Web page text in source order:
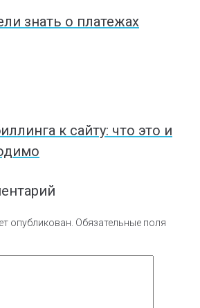
знать о платежах
к сайту: что это и
опубликован. Обязательные поля